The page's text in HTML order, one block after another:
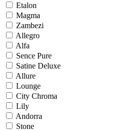
Etalon
Magma
Zambezi
Allegro
Alfa
Sence Pure
Satine Deluxe
Allure
Lounge
City Chroma
Lily
Andorra
Stone